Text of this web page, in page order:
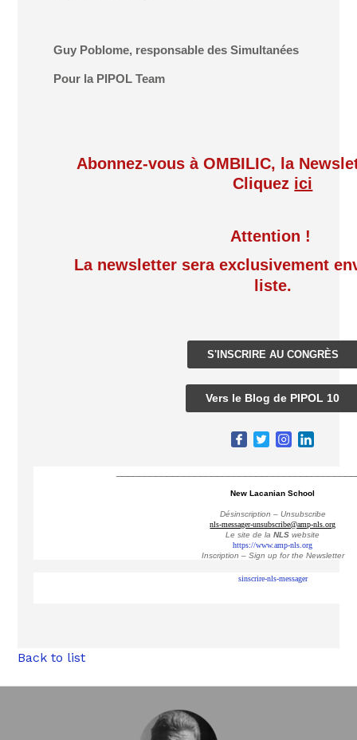
Guy Poblome, responsable des Simultanées
Pour la PIPOL Team
Abonnez-vous à OMBILIC, la
Cliquez ici
Attention !
La newsletter sera exclusivement
liste.
S'INSCRIRE AU CONGRÈS
Vers le Blog de PIPOL 10
New Lacanian School
Désinscription – Unsubscribe
nls-messager-unsubscribe@amp-nls.org
Le site de laNLS website
https://www.amp-nls.org
Inscription – Sign up for the Newsletter
sinscrire-nls-messager
Back to list